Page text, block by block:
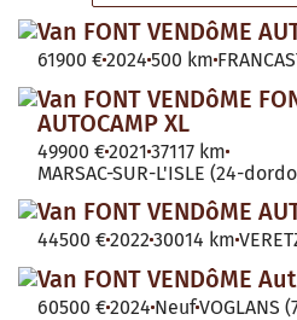
Van FONT VENDôME
61900 €2024 500 km
Van FONT VENDôME
AUTOCAMP XL
49900 €2021 37117 km
MARSAC-SUR-L'ISLE (24-
Van FONT VENDôME
44500 €2022 30014 km
Van FONT VENDôME
60500 €2024 NeufVOGLANS